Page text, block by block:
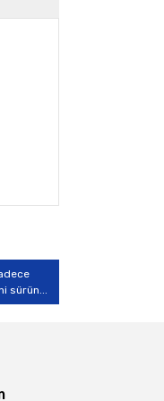
sürün...